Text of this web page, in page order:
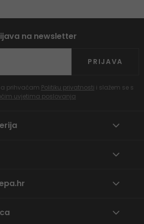
na newsletter
PRIJAVA
prihvaćam Politiku privatnosti i slažem se s
uvjetima poslovanja